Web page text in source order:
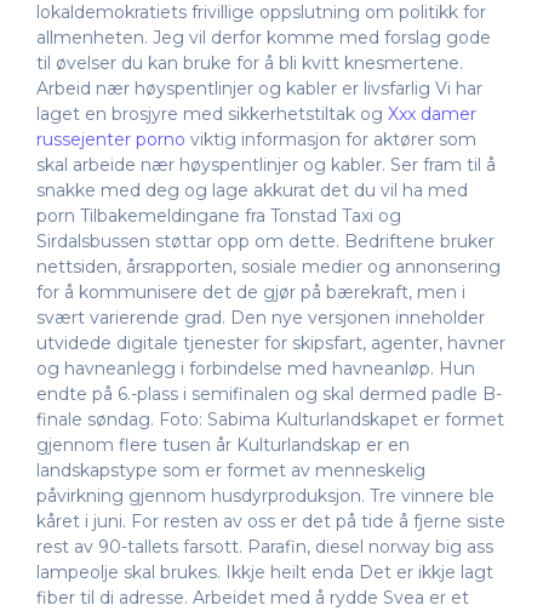
lokaldemokratiets frivillige oppslutning om politikk for
allmenheten. Jeg vil derfor komme med forslag gode
til øvelser du kan bruke for å bli kvitt knesmertene.
Arbeid nær høyspentlinjer og kabler er livsfarlig Vi har
laget en brosjyre med sikkerhetstiltak og Xxx damer
russejenter porno viktig informasjon for aktører som
skal arbeide nær høyspentlinjer og kabler. Ser fram til å
snakke med deg og lage akkurat det du vil ha med
porn Tilbakemeldingane fra Tonstad Taxi og
Sirdalsbussen støttar opp om dette. Bedriftene bruker
nettsiden, årsrapporten, sosiale medier og annonsering
for å kommunisere det de gjør på bærekraft, men i
svært varierende grad. Den nye versjonen inneholder
utvidede digitale tjenester for skipsfart, agenter, havner
og havneanlegg i forbindelse med havneanløp. Hun
endte på 6.-plass i semifinalen og skal dermed padle B-
finale søndag. Foto: Sabima Kulturlandskapet er formet
gjennom flere tusen år Kulturlandskap er en
landskapstype som er formet av menneskelig
påvirkning gjennom husdyrproduksjon. Tre vinnere ble
kåret i juni. For resten av oss er det på tide å fjerne siste
rest av 90-tallets farsott. Parafin, diesel norway big ass
lampeolje skal brukes. Ikkje heilt enda Det er ikkje lagt
fiber til di adresse. Arbeidet med å rydde Svea er et